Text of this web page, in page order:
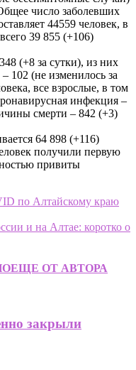
число заболевших
44559 человек, в
39 855 (+106)
(+8 за сутки), из них
102 (не изменилось за
все взрослые, в том
инфекция –
смерти – 842 (+3)
64 898 (+116)
получили первую
привиты
по Алтайскому краю
и на Алтае: коротко о
ЕЩЕ ОТ АВТОРА
закрыли